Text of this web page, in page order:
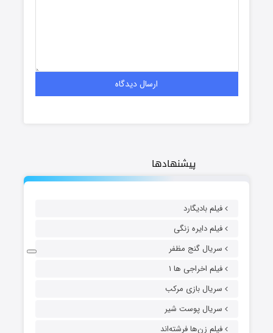
پیشنهادها
فیلم بادیگارد
فیلم دایره زنگی
سریال گنج مظفر
فیلم اخراجی ها ۱
سریال بازی مرکب
سریال پوست شیر
فیلم زن‌ها فرشته‌اند